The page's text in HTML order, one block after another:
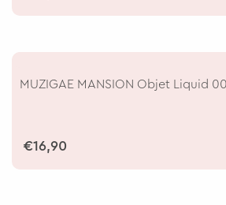
MUZIGAE MANSION Objet Liquid
€16,90